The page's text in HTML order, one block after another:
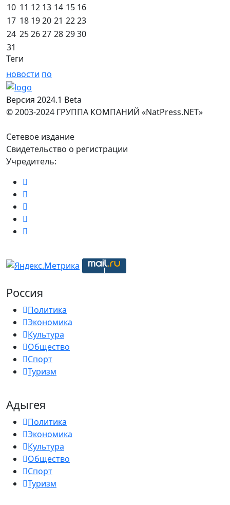
10 11 12 13 14 15 16
17 18 1920 21 2223
24 252627 28 2930
31
Теги
новости по
Версия 2024.1 Beta
© 2003-2024 ГРУППА КОМПАНИЙ «NatPress.NET»
Сетевое издание
Свидетельство о регистрации
Учредитель:
Россия
Политика
Экономика
Культура
Общество
Спорт
Туризм
Адыгея
Политика
Экономика
Культура
Общество
Спорт
Туризм